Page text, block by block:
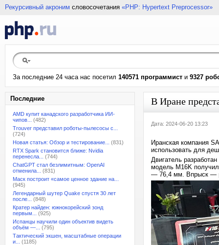
Рекурсивный акроним словосочетания «PHP: Hypertext Preprocessor»
За последние 24 часа нас посетил 140571 программист и 9327
Последние
AMD купит канадского разработчика ИИ-
чипов...
(482)
Trouver представил роботы-пылесосы с...
(724)
Новая статья: Обзор и тестирование...
(831)
RTX Spark становится ближе: Nvidia
перенесла...
(744)
ChatGPT стал безлимитным: OpenAI
отменила...
(831)
Маск построит «самое ценное здание на...
(945)
Легендарный шутер Quake спустя 30 лет
после...
(848)
Кратер найден: южнокорейский зонд
первым...
(925)
Испанцы научили один объектив видеть
объём —...
(795)
Тактический экшен, масштабные операции
и...
(1185)
В Иране
Дата: 2024-06-20 13:23
Иранская компания
использовать для
Двигатель
модель M16K
— 76,4 мм. Впрыск —